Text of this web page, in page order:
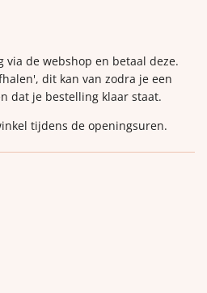
de webshop en betaal deze.
dit kan van zodra je een
dat je bestelling klaar staat.
tijdens de openingsuren.